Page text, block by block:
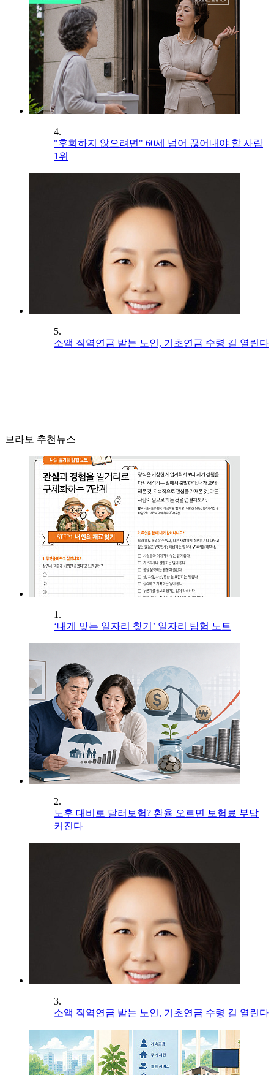
4.
"후회하지 않으려면" 60세 넘어 끊어내야 할 사람
1위
5.
소액 직역연금 받는 노인, 기초연금 수령 길 열린다
브라보 추천뉴스
1.
‘내게 맞는 일자리 찾기’ 일자리 탐험 노트
2.
노후 대비로 달러보험? 환율 오르면 보험료 부담
커진다
3.
소액 직역연금 받는 노인, 기초연금 수령 길 열린다